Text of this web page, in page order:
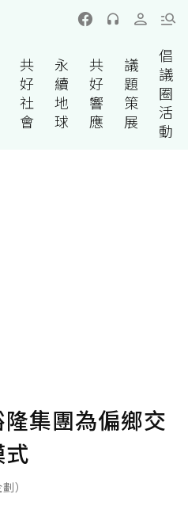
共
好
社
會
永
續
地
球
共
好
響
應
議
題
策
展
倡
議
圈
活
動
集團為偏鄉交
）